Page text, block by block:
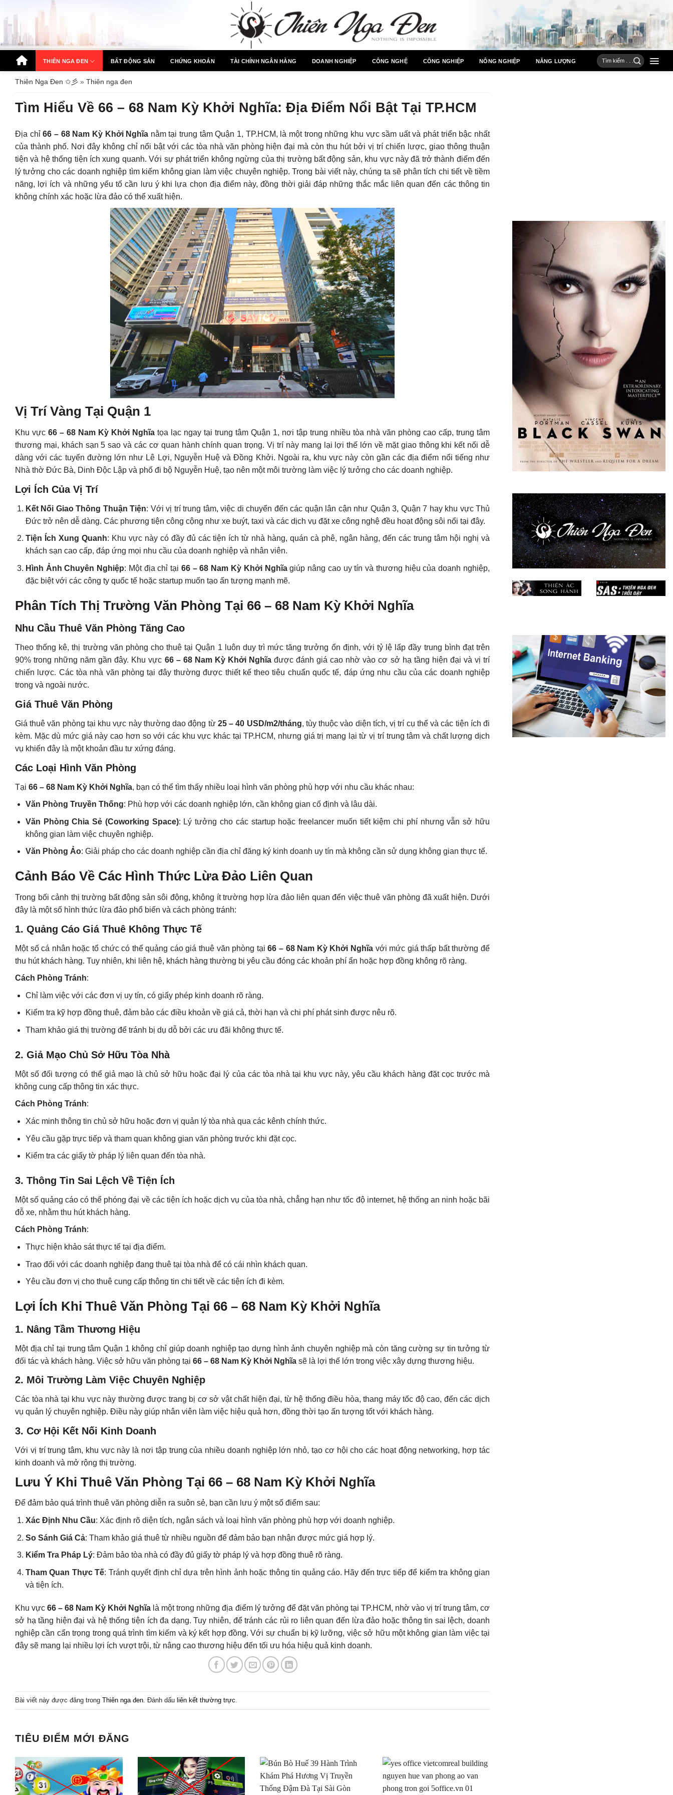
qua
dung
THIÊN NGA ĐEN BẤT ĐỘNG SẢN CHỨNG KHOÁN TÀI CHÍNH NGÂN HÀNG DOANH NGHIỆP CÔNG NGHỆ CÔNG NGHIỆP NÔNG NGHIỆP NĂNG LƯỢNG
Thiên Nga Đen ✩彡 » Thiên nga đen
Tìm Hiểu Về 66 – 68 Nam Kỳ Khởi Nghĩa: Địa Điểm Nổi Bật Tại TP.HCM
Địa chỉ66 – 68 Nam Kỳ Khởi Nghĩa nằm tại trung tâm Quận 1, TP.HCM, là một trong những khu vực sầm uất và phát triển bậc nhất
của thành phố. Nơi đây không chỉ nổi bật với các tòa nhà văn phòng hiện đại mà còn thu hút bởi vị trí chiến lược, giao thông thuận
tiện và hệ thống tiện ích xung quanh. Với sự phát triển không ngừng của thị trường bất động sản, khu vực này đã trở thành điểm đến
lý tưởng cho các doanh nghiệp tìm kiếm không gian làm việc chuyên nghiệp. Trong bài viết này, chúng ta sẽ phân tích chi tiết về tiềm
năng, lợi ích và những yếu tố cần lưu ý khi lựa chọn địa điểm này, đồng thời giải đáp những thắc mắc liên quan đến các thông tin
không chính xác hoặc lừa đảo có thể xuất hiện.
Vị Trí Vàng Tại Quận 1
Khu vực 66 – 68 Nam Kỳ Khởi Nghĩa tọa lạc ngay tại trung tâm Quận 1, nơi tập trung nhiều tòa nhà văn phòng cao cấp, trung tâm
thương mại, khách sạn 5 sao và các cơ quan hành chính quan trọng. Vị trí này mang lại lợi thế lớn về mặt giao thông khi kết nối dễ
dàng với các tuyến đường lớn như Lê Lợi, Nguyễn Huệ và Đồng Khởi. Ngoài ra, khu vực này còn gần các địa điểm nổi tiếng như
Nhà thờ Đức Bà, Dinh Độc Lập và phố đi bộ Nguyễn Huệ, tạo nên một môi trường làm việc lý tưởng cho các doanh nghiệp.
Lợi Ích Của Vị Trí
Kết Nối Giao Thông Thuận Tiện: Với vị trí trung tâm, việc di chuyển đến các quận lân cận như Quận 3, Quận 7 hay khu vực Thủ
Đức trở nên dễ dàng. Các phương tiện công cộng như xe buýt, taxi và các dịch vụ đặt xe công nghệ đều hoạt động sôi nổi tại đây.
Tiện Ích Xung Quanh: Khu vực này có đầy đủ các tiện ích từ nhà hàng, quán cà phê, ngân hàng, đến các trung tâm hội nghị và
khách sạn cao cấp, đáp ứng mọi nhu cầu của doanh nghiệp và nhân viên.
Hình Ảnh Chuyên Nghiệp: Một địa chỉ tại 66 – 68 Nam Kỳ Khởi Nghĩagiúp nâng cao uy tín và thương hiệu của doanh nghiệp,
đặc biệt với các công ty quốc tế hoặc startup muốn tạo ấn tượng mạnh mẽ.
Phân Tích Thị Trường Văn Phòng Tại 66 – 68 Nam Kỳ Khởi Nghĩa
Nhu Cầu Thuê Văn Phòng Tăng Cao
Theo thống kê, thị trường văn phòng cho thuê tại Quận 1 luôn duy trì mức tăng trưởng ổn định, với tỷ lệ lấp đầy trung bình đạt trên
90% trong những năm gần đây. Khu vực 66 – 68 Nam Kỳ Khởi Nghĩađược đánh giá cao nhờ vào cơ sở hạ tầng hiện đại và vị trí
chiến lược. Các tòa nhà văn phòng tại đây thường được thiết kế theo tiêu chuẩn quốc tế, đáp ứng nhu cầu của các doanh nghiệp
trong và ngoài nước.
Giá Thuê Văn Phòng
Giá thuê văn phòng tại khu vực này thường dao động từ 25 – 40 USD/m2/tháng, tùy thuộc vào diện tích, vị trí cụ thể và các tiện ích đi
kèm. Mặc dù mức giá này cao hơn so với các khu vực khác tại TP.HCM, nhưng giá trị mang lại từ vị trí trung tâm và chất lượng dịch
vụ khiến đây là một khoản đầu tư xứng đáng.
Các Loại Hình Văn Phòng
Tại 66 – 68 Nam Kỳ Khởi Nghĩa, bạn có thể tìm thấy nhiều loại hình văn phòng phù hợp với nhu cầu khác nhau:
Văn Phòng Truyền Thống: Phù hợp với các doanh nghiệp lớn, cần không gian cố định và lâu dài.
Văn Phòng Chia Sẻ (Coworking Space): Lý tưởng cho các startup hoặc freelancer muốn tiết kiệm chi phí nhưng vẫn sở hữu
không gian làm việc chuyên nghiệp.
Văn Phòng Ảo: Giải pháp cho các doanh nghiệp cần địa chỉ đăng ký kinh doanh uy tín mà không cần sử dụng không gian thực tế.
Cảnh Báo Về Các Hình Thức Lừa Đảo Liên Quan
Trong bối cảnh thị trường bất động sản sôi động, không ít trường hợp lừa đảo liên quan đến việc thuê văn phòng đã xuất hiện. Dưới
đây là một số hình thức lừa đảo phổ biến và cách phòng tránh:
1. Quảng Cáo Giá Thuê Không Thực Tế
Một số cá nhân hoặc tổ chức có thể quảng cáo giá thuê văn phòng tại66 – 68 Nam Kỳ Khởi Nghĩavới mức giá thấp bất thường để
thu hút khách hàng. Tuy nhiên, khi liên hệ, khách hàng thường bị yêu cầu đóng các khoản phí ẩn hoặc hợp đồng không rõ ràng.
Cách Phòng Tránh:
Chỉ làm việc với các đơn vị uy tín, có giấy phép kinh doanh rõ ràng.
Kiểm tra kỹ hợp đồng thuê, đảm bảo các điều khoản về giá cả, thời hạn và chi phí phát sinh được nêu rõ.
Tham khảo giá thị trường để tránh bị dụ dỗ bởi các ưu đãi không thực tế.
2. Giả Mạo Chủ Sở Hữu Tòa Nhà
Một số đối tượng có thể giả mạo là chủ sở hữu hoặc đại lý của các tòa nhà tại khu vực này, yêu cầu khách hàng đặt cọc trước mà
không cung cấp thông tin xác thực.
Cách Phòng Tránh:
Xác minh thông tin chủ sở hữu hoặc đơn vị quản lý tòa nhà qua các kênh chính thức.
Yêu cầu gặp trực tiếp và tham quan không gian văn phòng trước khi đặt cọc.
Kiểm tra các giấy tờ pháp lý liên quan đến tòa nhà.
3. Thông Tin Sai Lệch Về Tiện Ích
Một số quảng cáo có thể phóng đại về các tiện ích hoặc dịch vụ của tòa nhà, chẳng hạn như tốc độ internet, hệ thống an ninh hoặc bãi
đỗ xe, nhằm thu hút khách hàng.
Cách Phòng Tránh:
Thực hiện khảo sát thực tế tại địa điểm.
Trao đổi với các doanh nghiệp đang thuê tại tòa nhà để có cái nhìn khách quan.
Yêu cầu đơn vị cho thuê cung cấp thông tin chi tiết về các tiện ích đi kèm.
Lợi Ích Khi Thuê Văn Phòng Tại 66 – 68 Nam Kỳ Khởi Nghĩa
1. Nâng Tầm Thương Hiệu
Một địa chỉ tại trung tâm Quận 1 không chỉ giúp doanh nghiệp tạo dựng hình ảnh chuyên nghiệp mà còn tăng cường sự tin tưởng từ
đối tác và khách hàng. Việc sở hữu văn phòng tại 66 – 68 Nam Kỳ Khởi Nghĩa sẽ là lợi thế lớn trong việc xây dựng thương hiệu.
2. Môi Trường Làm Việc Chuyên Nghiệp
Các tòa nhà tại khu vực này thường được trang bị cơ sở vật chất hiện đại, từ hệ thống điều hòa, thang máy tốc độ cao, đến các dịch
vụ quản lý chuyên nghiệp. Điều này giúp nhân viên làm việc hiệu quả hơn, đồng thời tạo ấn tượng tốt với khách hàng.
3. Cơ Hội Kết Nối Kinh Doanh
Với vị trí trung tâm, khu vực này là nơi tập trung của nhiều doanh nghiệp lớn nhỏ, tạo cơ hội cho các hoạt động networking, hợp tác
kinh doanh và mở rộng thị trường.
Lưu Ý Khi Thuê Văn Phòng Tại 66 – 68 Nam Kỳ Khởi Nghĩa
Để đảm bảo quá trình thuê văn phòng diễn ra suôn sẻ, bạn cần lưu ý một số điểm sau:
Xác Định Nhu Cầu: Xác định rõ diện tích, ngân sách và loại hình văn phòng phù hợp với doanh nghiệp.
So Sánh Giá Cả: Tham khảo giá thuê từ nhiều nguồn để đảm bảo bạn nhận được mức giá hợp lý.
Kiểm Tra Pháp Lý: Đảm bảo tòa nhà có đầy đủ giấy tờ pháp lý và hợp đồng thuê rõ ràng.
Tham Quan Thực Tế: Tránh quyết định chỉ dựa trên hình ảnh hoặc thông tin quảng cáo. Hãy đến trực tiếp để kiểm tra không gian
và tiện ích.
Khu vực66 – 68 Nam Kỳ Khởi Nghĩa là một trong những địa điểm lý tưởng để đặt văn phòng tại TP.HCM, nhờ vào vị trí trung tâm, cơ
sở hạ tầng hiện đại và hệ thống tiện ích đa dạng. Tuy nhiên, để tránh các rủi ro liên quan đến lừa đảo hoặc thông tin sai lệch, doanh
nghiệp cần cẩn trọng trong quá trình tìm kiếm và ký kết hợp đồng. Với sự chuẩn bị kỹ lưỡng, việc sở hữu một không gian làm việc tại
đây sẽ mang lại nhiều lợi ích vượt trội, từ nâng cao thương hiệu đến tối ưu hóa hiệu quả kinh doanh.
Bài viết này được đăng trong Thiên nga đen . Đánh dấu liên kết thường trực
TIÊU ĐIỂM MỚI ĐĂNG